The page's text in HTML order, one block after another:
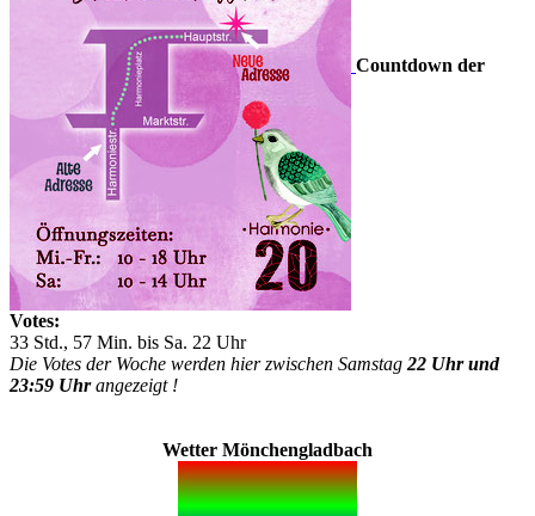
Countdown der
Votes:
33 Std., 57 Min. bis Sa. 22 Uhr
Die Votes der Woche werden hier zwischen Samstag 22 Uhr und
23:59 Uhrangezeigt !
Wetter Mönchengladbach